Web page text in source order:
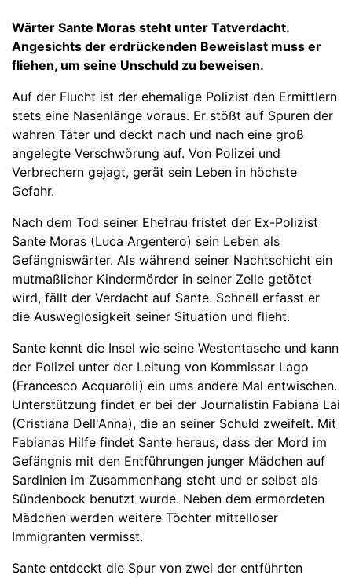
Wärter Sante Moras steht unter Tatverdacht.
Angesichts der erdrückenden Beweislast muss er
fliehen, um seine Unschuld zu beweisen.
Auf der Flucht ist der ehemalige Polizist den Ermittlern
stets eine Nasenlänge voraus. Er stößt auf Spuren der
wahren Täter und deckt nach und nach eine groß
angelegte Verschwörung auf. Von Polizei und
Verbrechern gejagt, gerät sein Leben in höchste
Gefahr.
Nach dem Tod seiner Ehefrau fristet der Ex-Polizist
Sante Moras (Luca Argentero) sein Leben als
Gefängniswärter. Als während seiner Nachtschicht ein
mutmaßlicher Kindermörder in seiner Zelle getötet
wird, fällt der Verdacht auf Sante. Schnell erfasst er
die Ausweglosigkeit seiner Situation und flieht.
Sante kennt die Insel wie seine Westentasche und kann
der Polizei unter der Leitung von Kommissar Lago
(Francesco Acquaroli) ein ums andere Mal entwischen.
Unterstützung findet er bei der Journalistin Fabiana Lai
(Cristiana Dell'Anna), die an seiner Schuld zweifelt. Mit
Fabianas Hilfe findet Sante heraus, dass der Mord im
Gefängnis mit den Entführungen junger Mädchen auf
Sardinien im Zusammenhang steht und er selbst als
Sündenbock benutzt wurde. Neben dem ermordeten
Mädchen werden weitere Töchter mittelloser
Immigranten vermisst.
Sante entdeckt die Spur von zwei der entführten